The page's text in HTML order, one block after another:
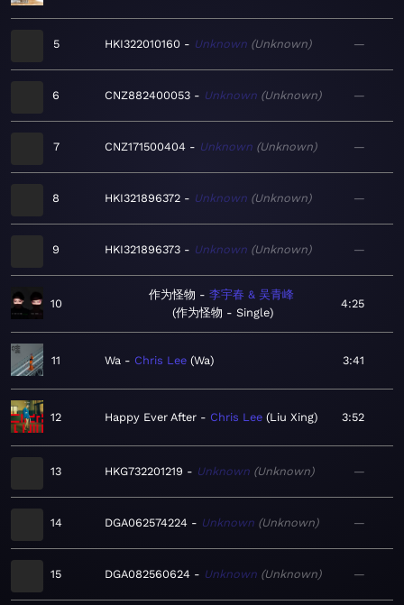
5 HKI322010160 Unknown Unknown —
6 CNZ882400053 Unknown Unknown —
7 CNZ171500404 Unknown Unknown —
8 HKI321896372 Unknown Unknown —
9 HKI321896373 Unknown Unknown —
10
作为怪物
李宇春 & 吴青峰
作为怪物 - Single
4:25
11 Wa Chris Lee Wa 3:41
12 Happy Ever After Chris Lee Liu Xing 3:52
13 HKG732201219 Unknown Unknown —
14 DGA062574224 Unknown Unknown —
15 DGA082560624 Unknown Unknown —